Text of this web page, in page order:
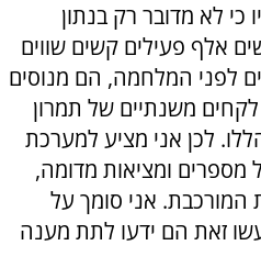
כי לא מדובר רק בנתון
אלף פעילים קשים שווים
לפני המלחמה, הם מנוסים
לקחים משנתיים של תמרון
לכן אני מציע למערכת
מספרים ומציאות מדומה,
אני סומך על
זאת הם ידעו לתת מענה